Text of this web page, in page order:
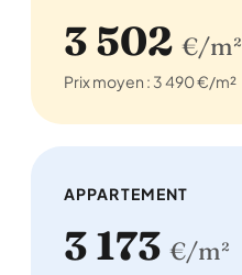
3 502 €/m²
Prix moyen : 3 490 €/m²
APPARTEMENT
3 173 €/m²